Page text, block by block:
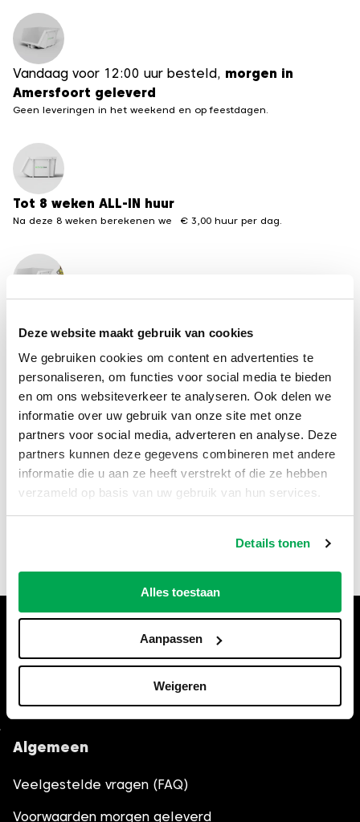
Deze website maakt gebruik van cookies
We gebruiken cookies om content en advertenties te
personaliseren, om functies voor social media te bieden
en om ons websiteverkeer te analyseren. Ook delen we
informatie over uw gebruik van onze site met onze
partners voor social media, adverteren en analyse. Deze
partners kunnen deze gegevens combineren met andere
informatie die u aan ze heeft verstrekt of die ze hebben
verzameld op basis van uw gebruik van hun services.
Details tonen
Alles toestaan
Aanpassen
Weigeren
Vandaag voor 12:00 uur besteld, morgen in
Amersfoort geleverd
Geen leveringen in het weekend en op feestdagen.
Tot 8 weken ALL-IN huur
Na deze 8 weken berekenen we € 3,00 huur per dag.
Van 3 tot 30 m3 containers
←terug naar het overzicht containervergunningen
van andere steden
Disclaimer
De informatie op deze pagina is met zorg
samengesteld, maar kan per gemeente
fouten of schade als gevolg van onjuiste of
verouderde informatie. Controleer bij twijfel altijd
Hulp nodig bij het bestellen?
Bel035-6013861, wij helpen je
Algemeen
Veelgestelde vragen (FAQ)
Voorwaarden morgen geleverd